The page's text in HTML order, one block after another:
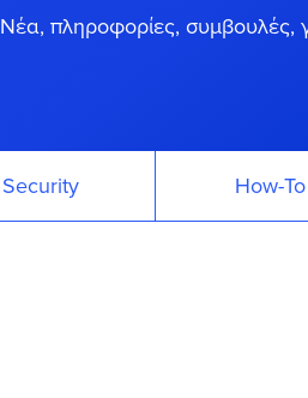
Νέα, πληροφορίες, συμβουλές,
Security How-To